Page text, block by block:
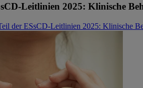
Leitlinien 2025: Klinische
der ESsCD-Leitlinien 2025: Klinische